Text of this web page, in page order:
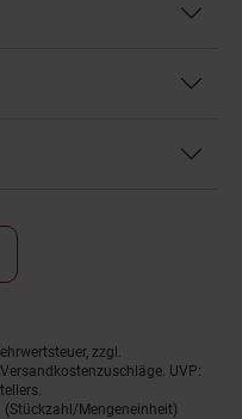
zzgl.
UVP:
(Stückzahl/Mengeneinheit)